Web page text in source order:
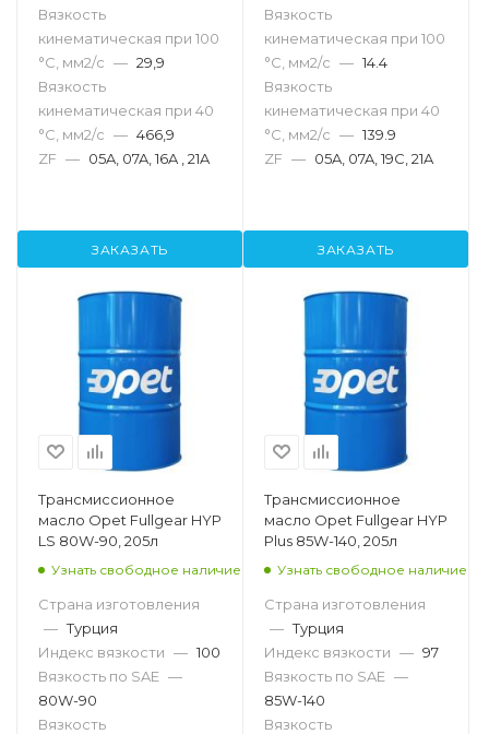
Вязкость
кинематическая при 100
°С, мм2/с — 29,9
Вязкость
кинематическая при 40
°С, мм2/с — 466,9
ZF — 05A, 07A, 16A , 21A
ЗАКАЗАТЬ
Вязкость
кинематическая при 100
°С, мм2/с — 14.4
Вязкость
кинематическая при 40
°С, мм2/с — 139.9
ZF — 05A, 07A, 19C, 21A
ЗАКАЗАТЬ
Трансмиссионное
масло Opet Fullgear HYP
LS 80W-90, 205л
Узнать свободное наличие
Страна изготовления
— Турция
Индекс вязкости — 100
Вязкость по SAE —
80W-90
Вязкость
Трансмиссионное
масло Opet Fullgear HYP
Plus 85W-140, 205л
Узнать свободное наличие
Страна изготовления
— Турция
Индекс вязкости — 97
Вязкость по SAE —
85W-140
Вязкость